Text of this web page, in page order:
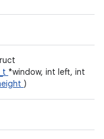
*window, int left, int
)